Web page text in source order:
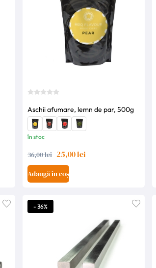
Aschii afumare, lemn de par, 500g
în stoc
36,00 lei 25,00 lei
Adaugă în coș
- 36%